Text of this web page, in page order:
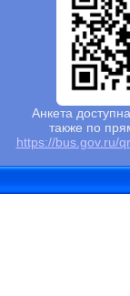
Анкета
также по
https://bus.gov.ru/